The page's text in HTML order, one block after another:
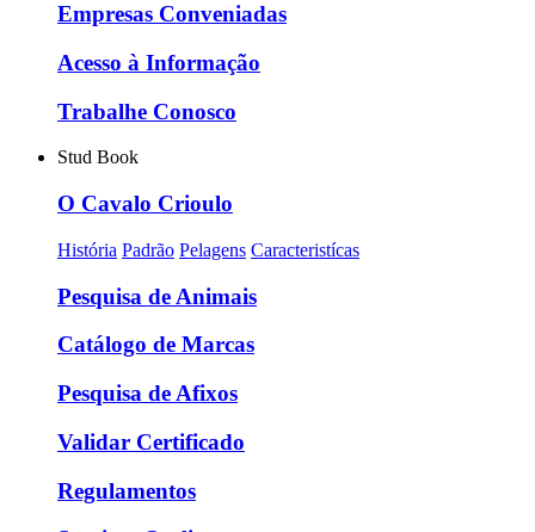
Empresas Conveniadas
Acesso à Informação
Trabalhe Conosco
Stud Book
O Cavalo Crioulo
História Padrão Pelagens Caracteristícas
Pesquisa de Animais
Catálogo de Marcas
Pesquisa de Afixos
Validar Certificado
Regulamentos